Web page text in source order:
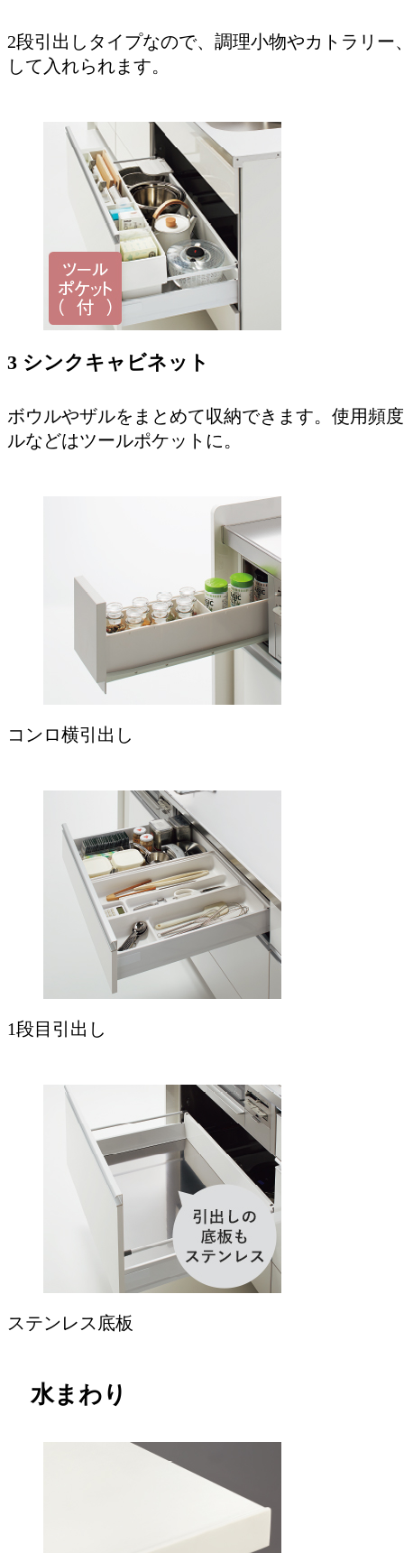
2段引出しタイプなので、調理小物やカトラリー
して入れられます。
3 シンクキャビネット
ボウルやザルをまとめて収納できます。使用頻
ルなどはツールポケットに。
コンロ横引出し
1段目引出し
ステンレス底板
水まわり